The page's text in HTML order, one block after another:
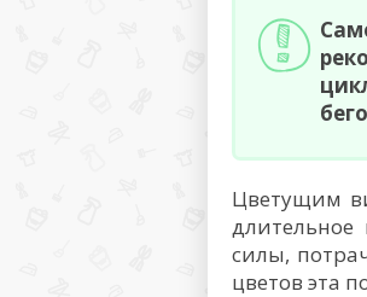
Цветущим
силы,
цветов эта